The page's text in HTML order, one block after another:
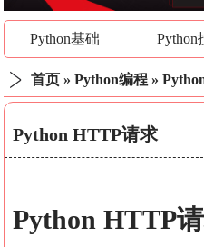
Python基础 Python
首页 »Python编程 »
Python HTTP请求
Python HTTP